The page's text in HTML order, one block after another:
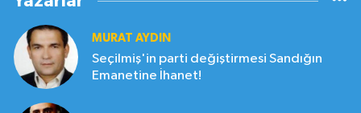
MURAT AYDIN
Seçilmiş'in parti değiştirmesi Sandığın
Emanetine İhanet!